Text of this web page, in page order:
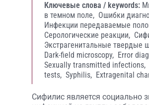
Ключевые слова / keywords:
в темном поле, Ошибки
Инфекции передаваемые
Серологические реакции,
Экстрагенитальные твердые
Dark-field microscopy, Error
Sexually transmitted infections,
tests, Syphilis, Extragenital
Сифилис является социально